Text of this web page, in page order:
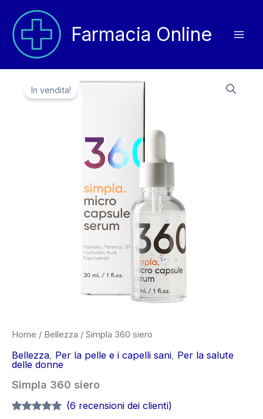
contenuto
Farmacia Online
In vendita!
Home / Bellezza / Simpla 360 siero
Bellezza, Per la pelle e i capelli sani, Per la salute
delle donne
Simpla 360 siero
(6 recensioni dei clienti)